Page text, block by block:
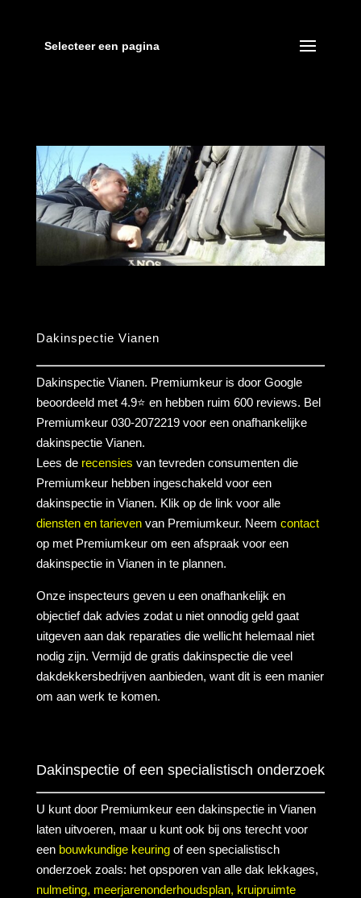
Selecteer een pagina
Dakinspectie Vianen
Dakinspectie Vianen. Premiumkeur is door Google
beoordeeld met 4.9⭐ en hebben ruim 600 reviews. Bel
Premiumkeur 030-2072219 voor een onafhankelijke
dakinspectie Vianen.
Lees de recensies van tevreden consumenten die
Premiumkeur hebben ingeschakeld voor een
dakinspectie in Vianen. Klik op de link voor alle
diensten en tarievenvan Premiumkeur. Neem contact
op met Premiumkeur om een afspraak voor een
dakinspectie in Vianen in te plannen.
Onze inspecteurs geven u een onafhankelijk en
objectief dak advies zodat u niet onnodig geld gaat
uitgeven aan dak reparaties die wellicht helemaal niet
nodig zijn. Vermijd de gratis dakinspectie die veel
dakdekkersbedrijven aanbieden, want dit is een manier
om aan werk te komen.
Dakinspectie of een specialistisch onderzoek
U kunt door Premiumkeur een dakinspectie in Vianen
laten uitvoeren, maar u kunt ook bij ons terecht voor
een bouwkundige keuringof een specialistisch
onderzoek zoals: het opsporen van alle dak lekkages,
nulmeting, meerjarenonderhoudsplan, kruipruimte